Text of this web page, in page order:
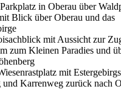
in Oberau über
Blick über Oberau und das
mit Aussicht zur
zum Kleinen Paradies und
mit
und Karrenweg zurück nach